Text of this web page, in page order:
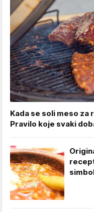
Kada se soli meso
Pravilo koje svaki